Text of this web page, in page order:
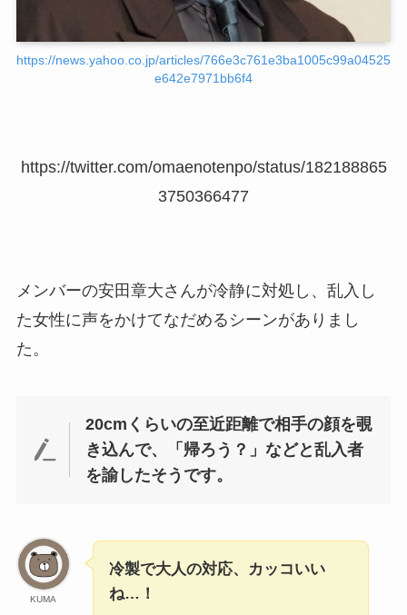
https://news.yahoo.co.jp/articles/766e3c761e3ba1005c99a04525
e642e7971bb6f4
https://twitter.com/omaenotenpo/status/182188865
3750366477
メンバーの安田章大さんが冷静に対処し、乱入し
た女性に声をかけてなだめるシーンがありまし
た。
20cmくらいの至近距離で相手の顔を覗
き込んで、「帰ろう？」などと乱入者
を諭したそうです。
KUMA
冷製で大人の対応、カッコいい
ね…！